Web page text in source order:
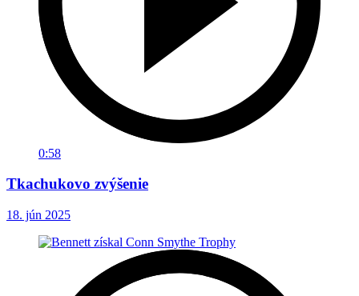
0:58
Tkachukovo zvýšenie
18. jún 2025